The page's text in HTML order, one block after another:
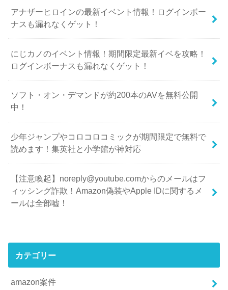
アナザーヒロインの最新イベント情報！ログインボー
ナスも漏れなくゲット！
にじカノのイベント情報！期間限定最新イベを攻略！
ログインボーナスも漏れなくゲット！
ソフト・オン・デマンドが約200本のAVを無料公開
中！
少年ジャンプやコロコロコミックが期間限定で無料で
読めます！集英社と小学館が神対応
【注意喚起】noreply@youtube.comからのメールはフ
ィッシング詐欺！Amazon偽装やApple IDに関するメ
ールは全部嘘！
カテゴリー
amazon案件